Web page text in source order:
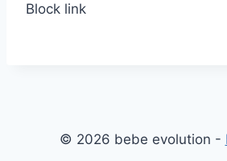
Block link
© 2026 bebe evolution -